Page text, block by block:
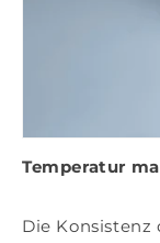
Temperatur
Die Konsistenz